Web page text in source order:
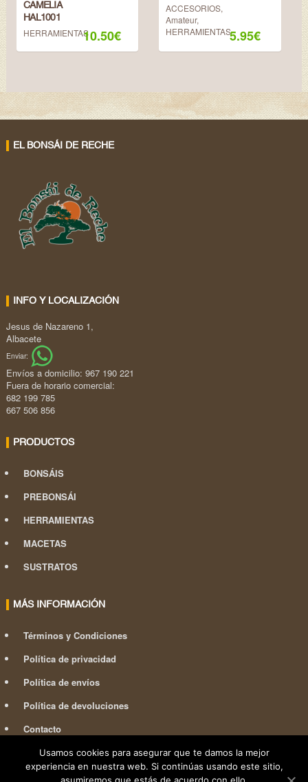
CAMELIA
HAL1001
HERRAMIENTAS10.50€
ACCESORIOS,
Amateur,
HERRAMIENTAS5.95€
EL BONSÁI DE RECHE
INFO Y LOCALIZACIÓN
Jesus de Nazareno 1,
Albacete
Enviar:
Envíos a domicilio: 967 190 221
Fuera de horario comercial:
682 199 785
667 506 856
PRODUCTOS
BONSÁIS
PREBONSÁI
HERRAMIENTAS
MACETAS
SUSTRATOS
MÁS INFORMACIÓN
Términos y Condiciones
Política de privacidad
Política de envíos
Política de devoluciones
Contacto
Usamos cookies para asegurar que te damos la mejor
experiencia en nuestra web. Si continúas usando este sitio,